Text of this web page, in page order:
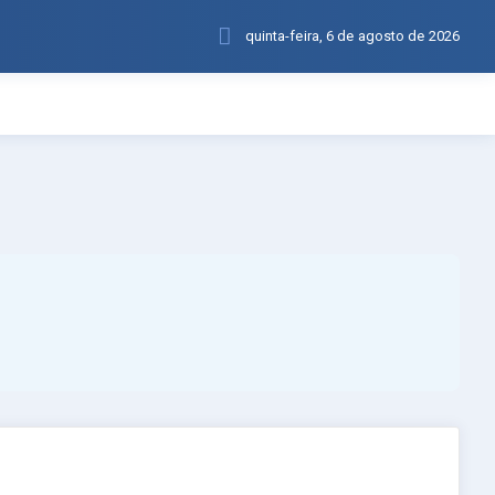
quinta-feira, 6 de agosto de 2026